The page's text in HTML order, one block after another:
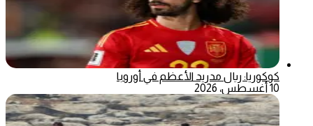
كوكوريا: ريال مدريد الأعظم في أوروبا
10 أغسطس، 2026